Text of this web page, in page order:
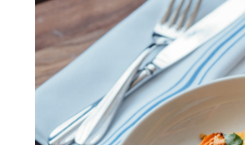
Blog
Contact
Jobs